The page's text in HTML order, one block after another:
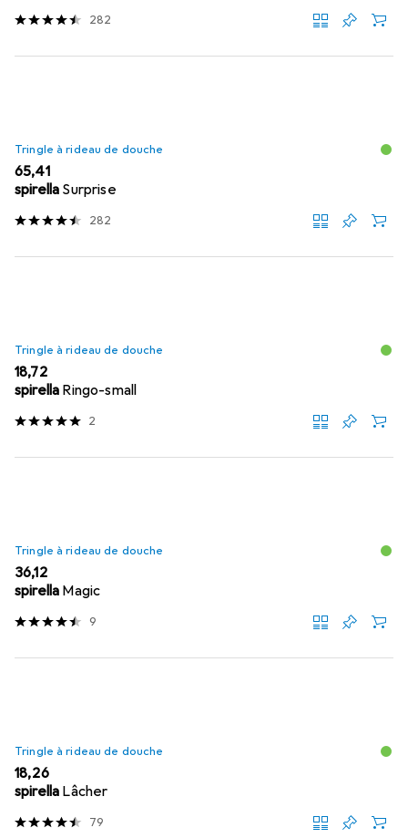
282
Tringle à rideau de douche
EUR
65,41
spirella Surprise
282
Tringle à rideau de douche
EUR
18,72
spirella Ringo-small
2
Tringle à rideau de douche
EUR
36,12
spirella Magic
9
Tringle à rideau de douche
EUR
18,26
spirella Lâcher
79